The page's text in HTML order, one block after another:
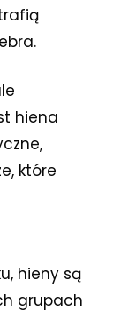
hiena
które
hieny są
grupach